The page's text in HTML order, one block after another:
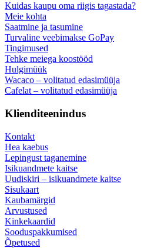
Kuidas kaupu oma riigis tagastada?
Meie kohta
Saatmine ja tasumine
Turvaline veebimakse GoPay
Tingimused
Tehke meiega koostööd
Hulgimüük
Wacaco – volitatud edasimüüja
Cafelat – volitatud edasimüüja
Klienditeenindus
Kontakt
Hea kaebus
Lepingust taganemine
Isikuandmete kaitse
Uudiskiri – isikuandmete kaitse
Sisukaart
Kaubamärgid
Arvustused
Kinkekaardid
Sooduspakkumised
Õpetused